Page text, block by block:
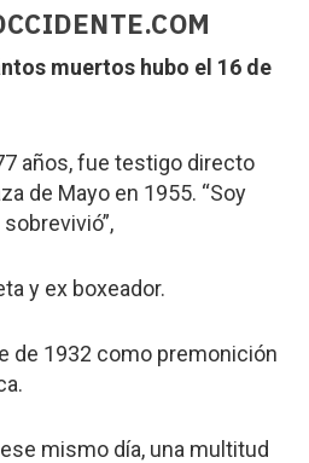
muertos hubo el 16 de
años, fue testigo directo
de Mayo en 1955. “Soy
y ex boxeador.
de 1932 como premonición
mismo día, una multitud